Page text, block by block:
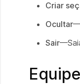
Criar
Ocultar
Sair